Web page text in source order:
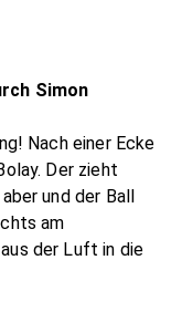
Simon
Nach einer Ecke
Der zieht
und der Ball
am
der Luft in die